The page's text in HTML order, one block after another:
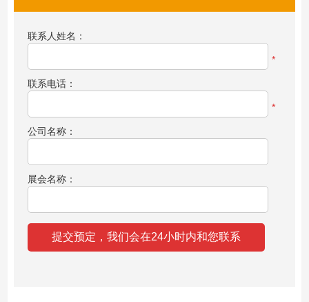
联系人姓名：
*
联系电话：
*
公司名称：
展会名称：